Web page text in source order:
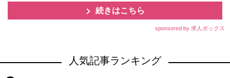
続きはこちら
sponsored by 求人ボックス
人気記事ランキング